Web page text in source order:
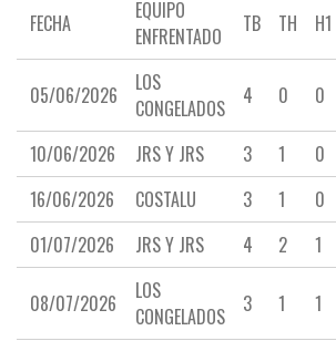
FECHA
EQUIPO
ENFRENTADO
TB TH H1
05/06/2026
LOS
CONGELADOS
4 0 0
10/06/2026 JRS Y JRS 3 1 0
16/06/2026
COSTALU 3 1 0
01/07/2026
JRS Y JRS 4 2 1
08/07/2026
LOS
CONGELADOS
3 1 1